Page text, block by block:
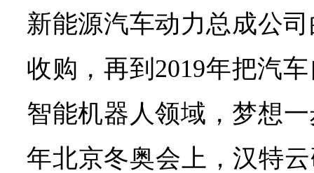
新能源汽车动力总成公
收购，再到2019年把汽
智能机器人领域，梦想
年北京冬奥会上，汉特